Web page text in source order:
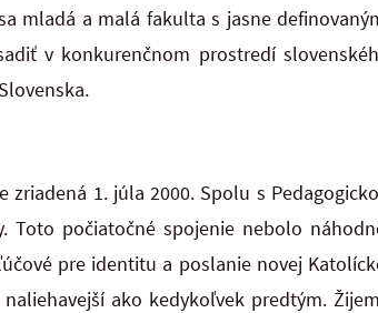
mladá a malá fakulta s jasne
v konkurenčnom prostredí
1. júla 2000. Spolu s
Toto počiatočné spojenie nebolo
pre identitu a poslanie novej
ako kedykoľvek predtým.